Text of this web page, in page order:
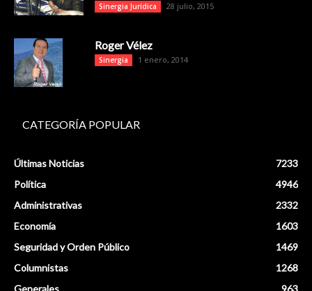
Sinergia Jurídica 28 julio, 2015
Roger Vélez
Sinergia 1 enero, 2014
CATEGORÍA POPULAR
Últimas Noticias
7233
Política
4946
Administrativas
2332
Economía
1603
Seguridad y Orden Público
1469
Columnistas
1268